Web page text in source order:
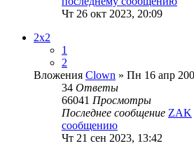
Чт 26 окт 2023, 20:09
2x2
1
2
Вложения Clown » Пн 16 апр
34 Ответы
66041 Просмотры
Последнее сообщение ZAK
сообщению
Чт 21 сен 2023, 13:42